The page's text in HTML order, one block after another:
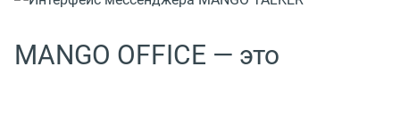
MANGO OFFICE — это